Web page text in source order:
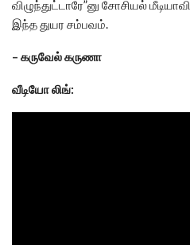
விழுந்துட்டாரே”னு சோசியல்
இந்த துயர சம்பவம்.
– கருவேல் கருணா
வீடியோ லிங்: